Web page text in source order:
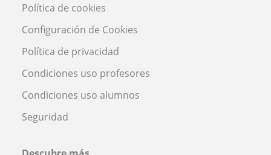
Política de cookies
Configuración de Cookies
Política de privacidad
Condiciones uso profesores
Condiciones uso alumnos
Seguridad